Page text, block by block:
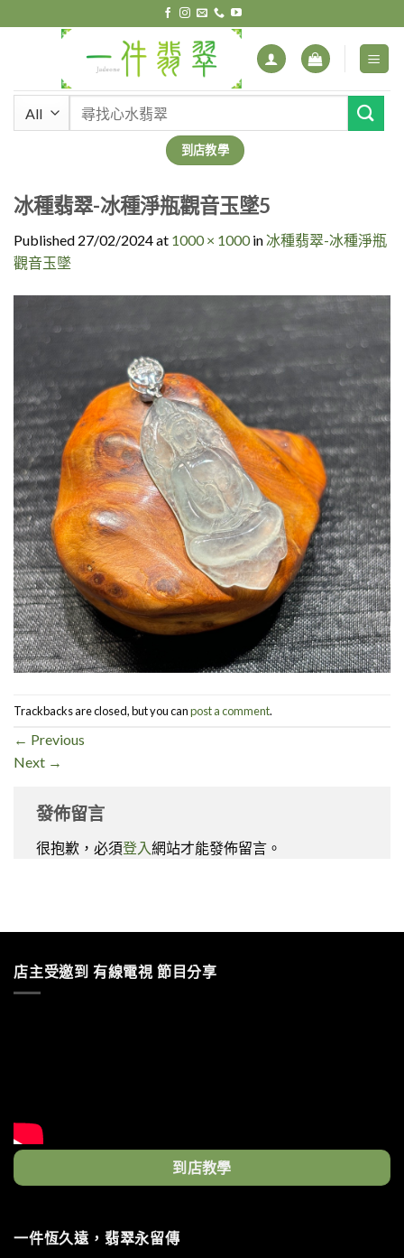
to
到店教學
冰種翡翠-冰種淨瓶觀音玉墜5
Published 27/02/2024at 1000 × 1000in冰種翡翠-冰種淨瓶
觀音玉墜
Trackbacks are closed, but you canpost a comment.
← Previous
Next →
發佈留言
很抱歉，必須登入網站才能發佈留言。
店主受邀到 有線電視 節目分享
到店教學
一件恆久遠，翡翠永留傳